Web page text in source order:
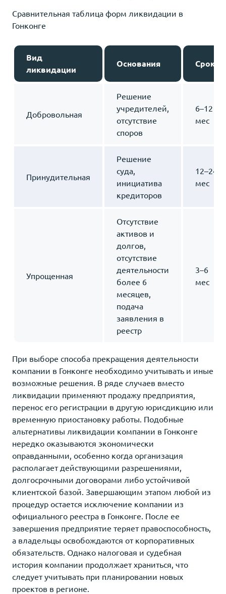
Сравнительная таблица форм ликвидации в
Гонконге
Вид
ликвидации
Основания Сроки
Добровольная
Решение
учредителей,
отсутствие
споров
6–12
мес
Принудительная
Решение
суда,
инициатива
кредиторов
12–24
мес
Упрощенная
Отсутствие
активов и
долгов,
отсутствие
деятельности
более 6
месяцев,
подача
заявления в
реестр
3–6
мес
При выборе способа прекращения деятельности
компании в Гонконге необходимо учитывать и иные
возможные решения. В ряде случаев вместо
ликвидации применяют продажу предприятия,
перенос его регистрации в другую юрисдикцию или
временную приостановку работы. Подобные
альтернативы ликвидации компании в Гонконге
нередко оказываются экономически
оправданными, особенно когда организация
располагает действующими разрешениями,
долгосрочными договорами либо устойчивой
клиентской базой. Завершающим этапом любой из
процедур остается исключение компании из
официального реестра в Гонконге. После ее
завершения предприятие теряет правоспособность,
а владельцы освобождаются от корпоративных
обязательств. Однако налоговая и судебная
история компании продолжает храниться, что
следует учитывать при планировании новых
проектов в регионе.